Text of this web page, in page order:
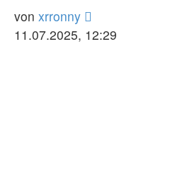
Zugriffe
Letzter
Beitrag
von xrronny
11.07.2025, 12:29